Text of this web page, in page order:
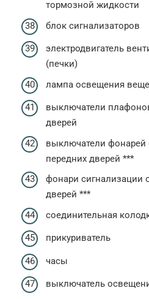
тормозной жидкости
блок сигнализаторов
электродвигатель
(печки)
лампа освещения
выключатели
дверей
выключатели фонарей
передних дверей ***
фонари сигнализации
дверей ***
соединительная
прикуриватель
часы
выключатель